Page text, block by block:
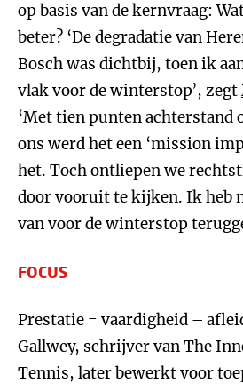
op basis van de kernvraag:
beter? ‘De degradatie van
Bosch was dichtbij, toen ik
vlak voor de winterstop’, zegt
‘Met tien punten achterstand
ons werd het een ‘mission
het. Toch ontliepen we
door vooruit te kijken. Ik heb
van voor de winterstop
FOCUS
Prestatie = vaardigheid –
Gallwey, schrijver van The
Tennis, later bewerkt voor